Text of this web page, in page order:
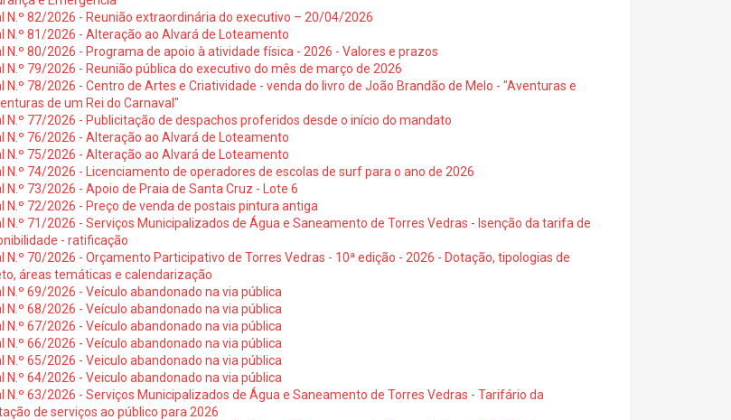
N.º 82/2026 - Reunião extraordinária do executivo – 20/04/2026
N.º 81/2026 - Alteração ao Alvará de Loteamento
N.º 80/2026 - Programa de apoio à atividade física - 2026 - Valores e prazos
N.º 79/2026 - Reunião pública do executivo do mês de março de 2026
N.º 78/2026 - Centro de Artes e Criatividade - venda do livro de João Brandão de Melo - "Aventuras e
de um Rei do Carnaval"
N.º 77/2026 - Publicitação de despachos proferidos desde o início do mandato
N.º 76/2026 - Alteração ao Alvará de Loteamento
N.º 75/2026 - Alteração ao Alvará de Loteamento
N.º 74/2026 - Licenciamento de operadores de escolas de surf para o ano de 2026
N.º 73/2026 - Apoio de Praia de Santa Cruz - Lote 6
N.º 72/2026 - Preço de venda de postais pintura antiga
N.º 71/2026 - Serviços Municipalizados de Água e Saneamento de Torres Vedras - Isenção da tarifa de
- ratificação
N.º 70/2026 - Orçamento Participativo de Torres Vedras - 10ª edição - 2026 - Dotação, tipologias de
áreas temáticas e calendarização
N.º 69/2026 - Veículo abandonado na via pública
N.º 68/2026 - Veículo abandonado na via pública
N.º 67/2026 - Veículo abandonado na via pública
N.º 66/2026 - Veículo abandonado na via pública
N.º 65/2026 - Veiculo abandonado na via pública
N.º 64/2026 - Veiculo abandonado na via pública
N.º 63/2026 - Serviços Municipalizados de Água e Saneamento de Torres Vedras - Tarifário da
de serviços ao público para 2026